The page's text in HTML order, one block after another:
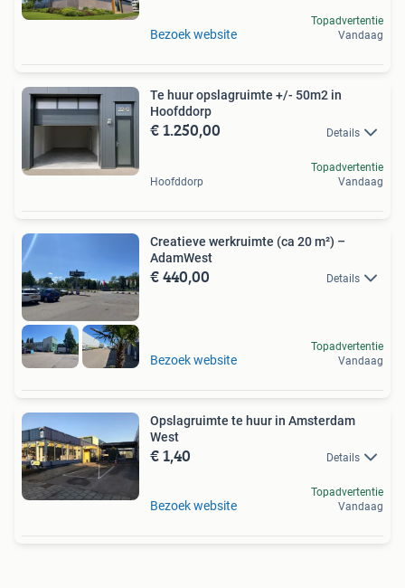
Bezoek website
Topadvertentie
Vandaag
Te huur opslagruimte +/- 50m2 in
Hoofddorp
€ 1.250,00 Details
Hoofddorp
Topadvertentie
Vandaag
Creatieve werkruimte (ca 20 m²) –
AdamWest
€ 440,00 Details
Bezoek website
Topadvertentie
Vandaag
Opslagruimte te huur in Amsterdam
West
€ 1,40 Details
Bezoek website
Topadvertentie
Vandaag